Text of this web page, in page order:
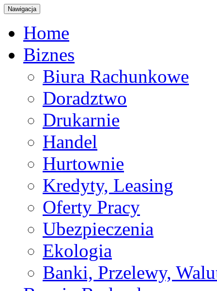
Nawigacja
Home
Biznes
Biura Rachunkowe
Doradztwo
Drukarnie
Handel
Hurtownie
Kredyty, Leasing
Oferty Pracy
Ubezpieczenia
Ekologia
Banki, Przelewy,